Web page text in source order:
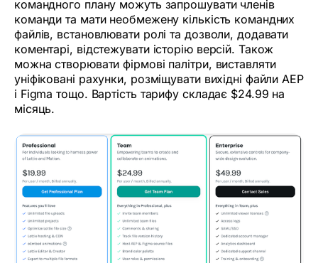
командного плану можуть запрошувати членів
команди та мати необмежену кількість командних
файлів, встановлювати ролі та дозволи, додавати
коментарі, відстежувати історію версій. Також
можна створювати фірмові палітри, виставляти
уніфіковані рахунки, розміщувати вихідні файли AEP
і Figma тощо. Вартість тарифу складає $24.99 на
місяць.